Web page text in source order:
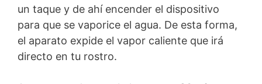
un taque y de ahí encender el dispositivo
para que se vaporice el agua. De esta forma,
el aparato expide el vapor caliente que irá
directo en tu rostro.